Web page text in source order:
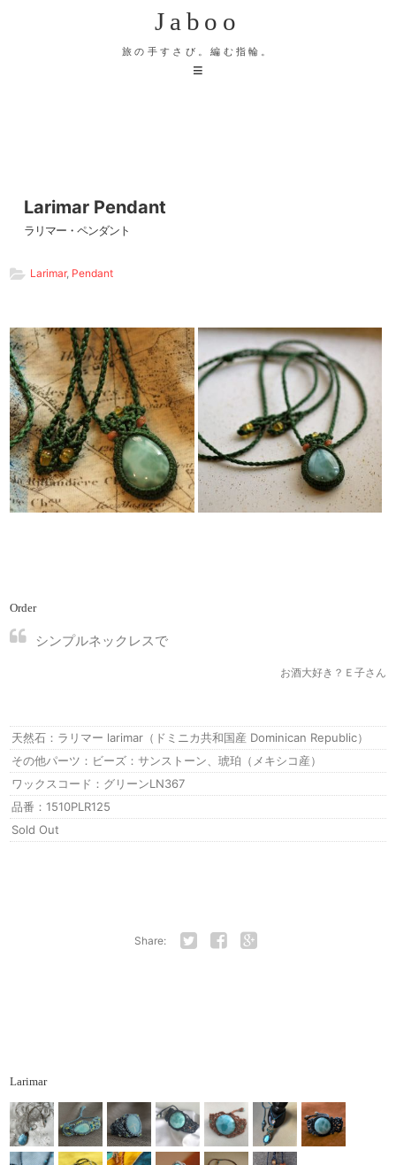
Jaboo
旅の手すさび。編む指輪。
Larimar Pendant
ラリマー・ペンダント
Larimar, Pendant
Order
シンプルネックレスで
お酒大好き？Ｅ子さん
天然石：ラリマー larimar（ドミニカ共和国産 Dominican Republic）
その他パーツ：ビーズ：サンストーン、琥珀（メキシコ産）
ワックスコード：グリーンLN367
品番：1510PLR125
Sold Out
Share:
Larimar